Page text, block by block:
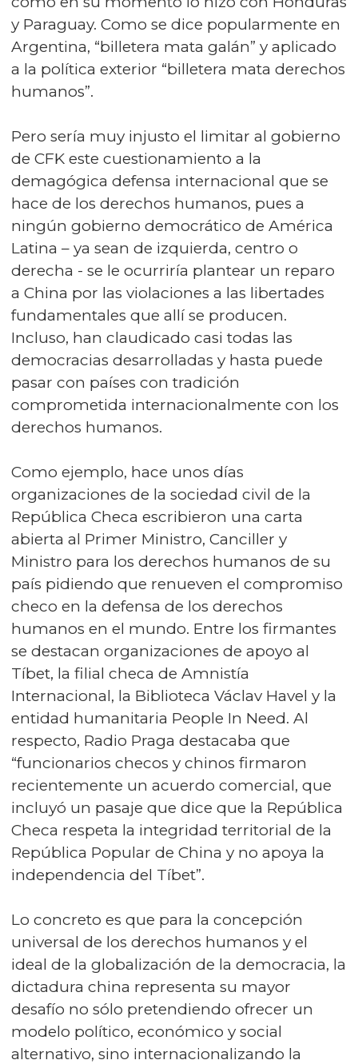
y Paraguay. Como se dice popularmente en
Argentina, “billetera mata galán” y aplicado
a la política exterior “billetera mata derechos
humanos”.
Pero sería muy injusto el limitar al gobierno
de CFK este cuestionamiento a la
demagógica defensa internacional que se
hace de los derechos humanos, pues a
ningún gobierno democrático de América
Latina – ya sean de izquierda, centro o
derecha - se le ocurriría plantear un reparo
a China por las violaciones a las libertades
fundamentales que allí se producen.
Incluso, han claudicado casi todas las
democracias desarrolladas y hasta puede
pasar con países con tradición
comprometida internacionalmente con los
derechos humanos.
Como ejemplo, hace unos días
organizaciones de la sociedad civil de la
República Checa escribieron una carta
abierta al Primer Ministro, Canciller y
Ministro para los derechos humanos de su
país pidiendo que renueven el compromiso
checo en la defensa de los derechos
humanos en el mundo. Entre los firmantes
se destacan organizaciones de apoyo al
Tíbet, la filial checa de Amnistía
Internacional, la Biblioteca Václav Havel y la
entidad humanitaria People In Need. Al
respecto, Radio Praga destacaba que
“funcionarios checos y chinos firmaron
recientemente un acuerdo comercial, que
incluyó un pasaje que dice que la República
Checa respeta la integridad territorial de la
República Popular de China y no apoya la
independencia del Tíbet”.
Lo concreto es que para la concepción
universal de los derechos humanos y el
ideal de la globalización de la democracia, la
dictadura china representa su mayor
desafío no sólo pretendiendo ofrecer un
modelo político, económico y social
alternativo, sino internacionalizando la